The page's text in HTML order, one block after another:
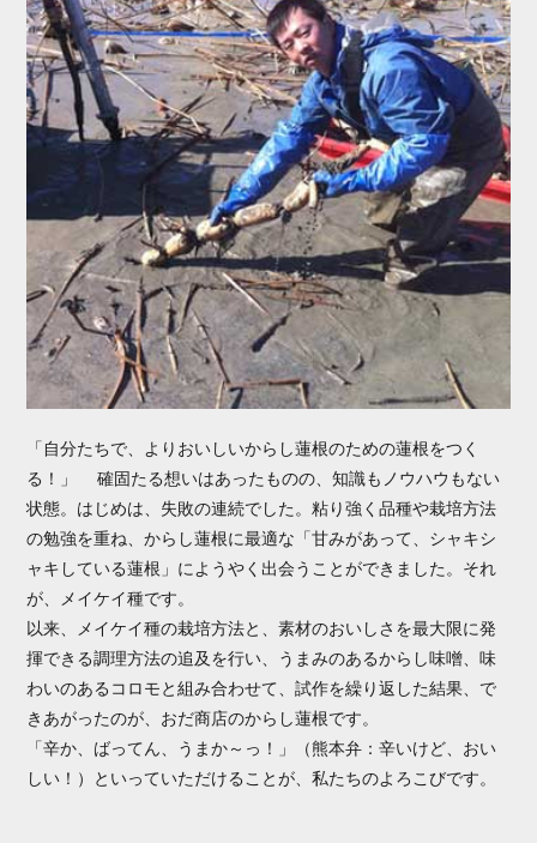
「自分たちで、よりおいしいからし蓮根のための蓮根をつく
る！」 確固たる想いはあったものの、知識もノウハウもない
状態。はじめは、失敗の連続でした。粘り強く品種や栽培方法
の勉強を重ね、からし蓮根に最適な「甘みがあって、シャキシ
ャキしている蓮根」にようやく出会うことができました。それ
が、メイケイ種です。
以来、メイケイ種の栽培方法と、素材のおいしさを最大限に発
揮できる調理方法の追及を行い、うまみのあるからし味噌、味
わいのあるコロモと組み合わせて、試作を繰り返した結果、で
きあがったのが、おだ商店のからし蓮根です。
「辛か、ばってん、うまか～っ！」（熊本弁：辛いけど、おい
しい！）といっていただけることが、私たちのよろこびです。